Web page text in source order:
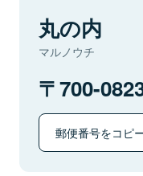
丸の内
マルノウチ
700-
郵便番号をコピ